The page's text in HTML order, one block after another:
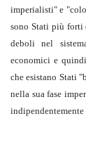
imperialisti" e
sono Stati più forti
deboli nel
economici e
che esistano Stati
nella sua fase
indipendentemente